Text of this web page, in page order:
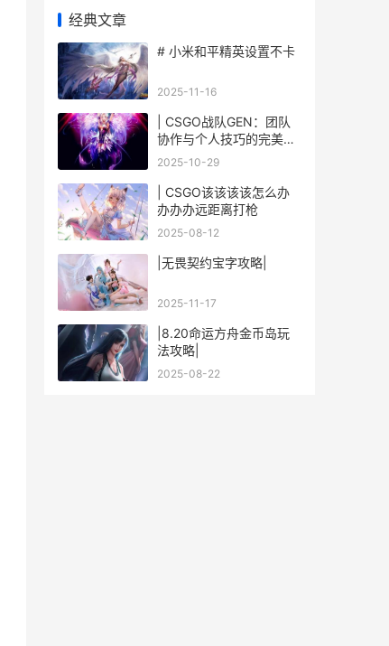
经典文章
# 小米和平精英设置不卡
2025-11-16
| CSGO战队GEN：团队
协作与个人技巧的完美结
合
2025-10-29
| CSGO该该该该怎么办
办办办远距离打枪
2025-08-12
|无畏契约宝字攻略|
2025-11-17
|8.20命运方舟金币岛玩
法攻略|
2025-08-22